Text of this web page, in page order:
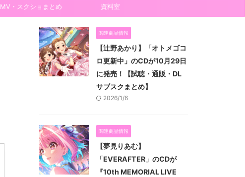
MV・スクショまとめ 資料室
関連商品情報
【辻野あかり】「オトメゴコ
ロ更新中」のCDが10月29日
に発売！【試聴・通販・DL
サブスクまとめ】
2026/1/6
関連商品情報
【夢見りあむ】
「EVERAFTER」のCDが
『10th MEMORIAL LIVE